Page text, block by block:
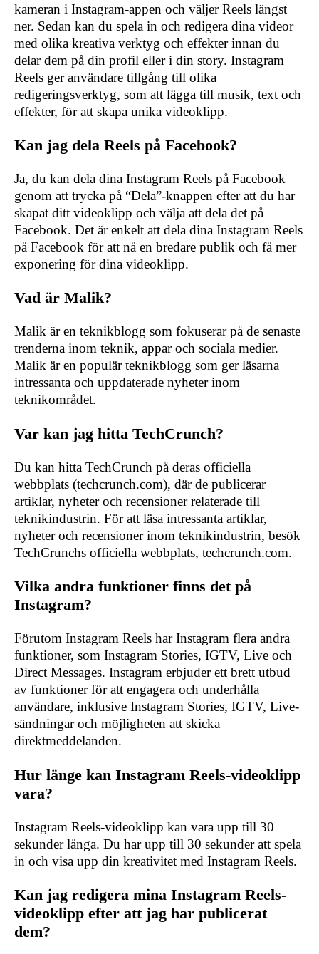
kameran i Instagram-appen och väljer Reels längst
ner. Sedan kan du spela in och redigera dina videor
med olika kreativa verktyg och effekter innan du
delar dem på din profil eller i din story. Instagram
Reels ger användare tillgång till olika
redigeringsverktyg, som att lägga till musik, text och
effekter, för att skapa unika videoklipp.
Kan jag dela Reels på Facebook?
Ja, du kan dela dina Instagram Reels på Facebook
genom att trycka på “Dela”-knappen efter att du har
skapat ditt videoklipp och välja att dela det på
Facebook. Det är enkelt att dela dina Instagram Reels
på Facebook för att nå en bredare publik och få mer
exponering för dina videoklipp.
Vad är Malik?
Malik är en teknikblogg som fokuserar på de senaste
trenderna inom teknik, appar och sociala medier.
Malik är en populär teknikblogg som ger läsarna
intressanta och uppdaterade nyheter inom
teknikområdet.
Var kan jag hitta TechCrunch?
Du kan hitta TechCrunch på deras officiella
webbplats (techcrunch.com), där de publicerar
artiklar, nyheter och recensioner relaterade till
teknikindustrin. För att läsa intressanta artiklar,
nyheter och recensioner inom teknikindustrin, besök
TechCrunchs officiella webbplats, techcrunch.com.
Vilka andra funktioner finns det på
Instagram?
Förutom Instagram Reels har Instagram flera andra
funktioner, som Instagram Stories, IGTV, Live och
Direct Messages. Instagram erbjuder ett brett utbud
av funktioner för att engagera och underhålla
användare, inklusive Instagram Stories, IGTV, Live-
sändningar och möjligheten att skicka
direktmeddelanden.
Hur länge kan Instagram Reels-videoklipp
vara?
Instagram Reels-videoklipp kan vara upp till 30
sekunder långa. Du har upp till 30 sekunder att spela
in och visa upp din kreativitet med Instagram Reels.
Kan jag redigera mina Instagram Reels-
videoklipp efter att jag har publicerat
dem?